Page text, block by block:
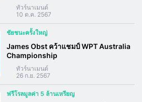
ทัวร์นาเมนต์
10 ต.ค. 2567
ชัยชนะครั้งใหญ่
James Obst คว้าแชมป์ WPT Australia
Championship
ทัวร์นาเมนต์
26 ก.ย. 2567
ฟรีโรลมูลค่า 5 ล้านเหรียญ